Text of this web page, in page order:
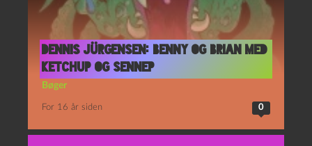
Dennis Jürgensen: Benny og Brian med
ketchup og sennep
Bøger
For 16 år siden 0